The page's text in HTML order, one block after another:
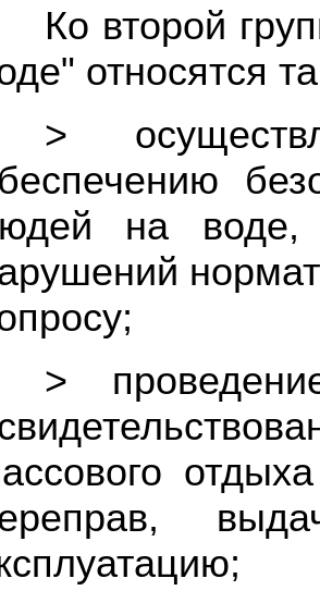
Ко второй
относятся
>
на воде,
>